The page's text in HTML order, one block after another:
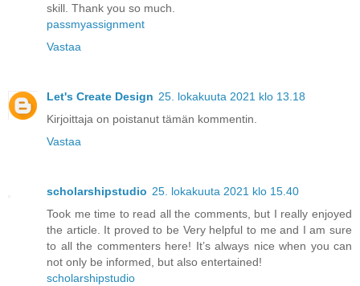
skill. Thank you so much.
passmyassignment
Vastaa
Let's Create Design 25. lokakuuta 2021 klo 13.18
Kirjoittaja on poistanut tämän kommentin.
Vastaa
scholarshipstudio 25. lokakuuta 2021 klo 15.40
Took me time to read all the comments, but I really enjoyed
the article. It proved to be Very helpful to me and I am sure
to all the commenters here! It’s always nice when you can
not only be informed, but also entertained!
scholarshipstudio